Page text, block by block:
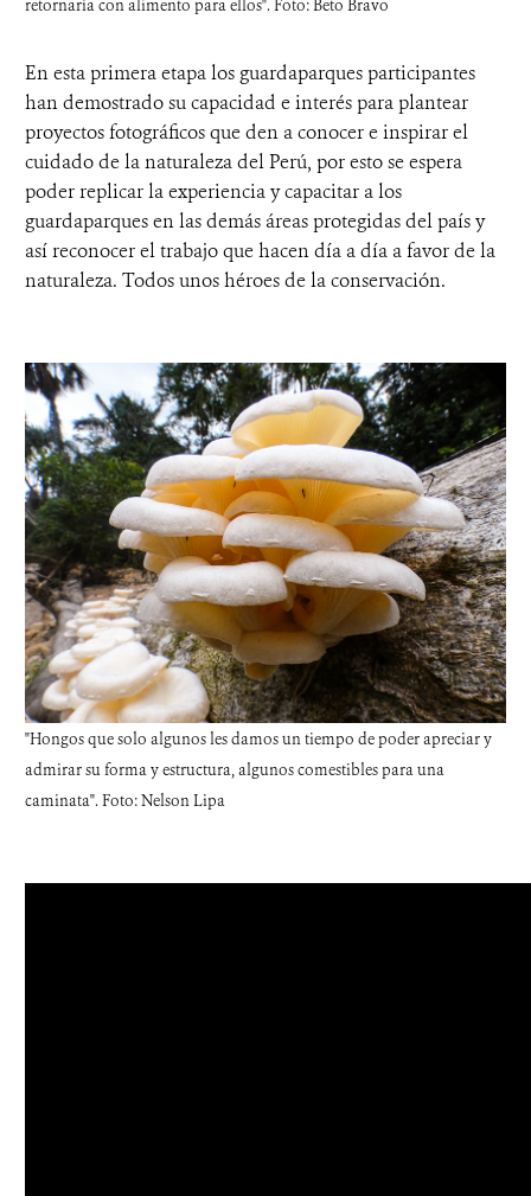
retornaría con alimento para ellos". Foto: Beto Bravo
En esta primera etapa los guardaparques participantes
han demostrado su capacidad e interés para plantear
proyectos fotográficos que den a conocer e inspirar el
cuidado de la naturaleza del Perú, por esto se espera
poder replicar la experiencia y capacitar a los
guardaparques en las demás áreas protegidas del país y
así reconocer el trabajo que hacen día a día a favor de la
naturaleza. Todos unos héroes de la conservación.
"Hongos que solo algunos les damos un tiempo de poder apreciar y
admirar su forma y estructura, algunos comestibles para una
caminata". Foto: Nelson Lipa